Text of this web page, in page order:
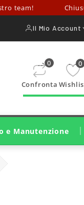
Il Mio Account

Confronta
0 0
e Manutenzione